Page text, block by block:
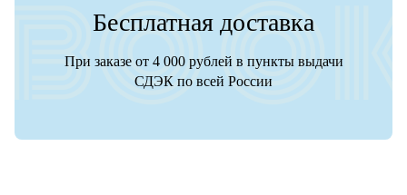
Бесплатная доставка
При заказе от 4 000 рублей в пункты выдачи
СДЭК по всей России